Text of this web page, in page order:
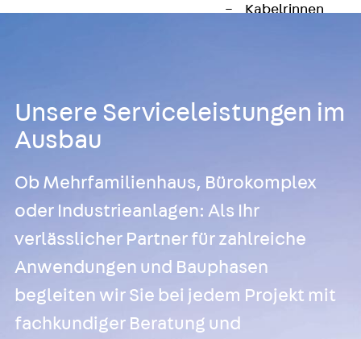
Kabelrinnen
RGM
Kabelrinnen-
Kabelrinnen-
Kabelrinnen-
Unsere Serviceleistungen im
Ausbau
Ob Mehrfamilienhaus, Bürokomplex
oder Industrieanlagen: Als Ihr
verlässlicher Partner für zahlreiche
Anwendungen und Bauphasen
begleiten wir Sie bei jedem Projekt mit
fachkundiger Beratung und